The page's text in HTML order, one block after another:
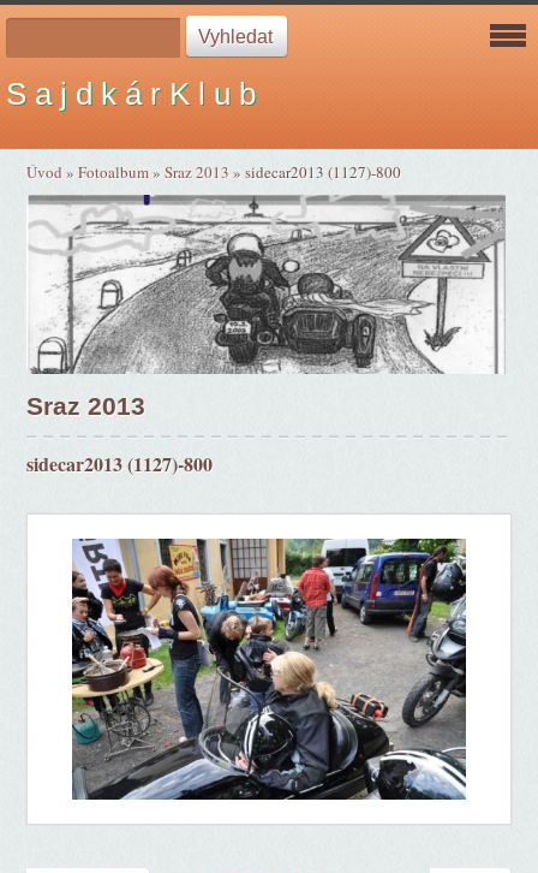
S a j d k á r K l u b
Úvod »Fotoalbum»Sraz 2013 »sidecar2013 (1127)-800
Sraz 2013
sidecar2013 (1127)-800